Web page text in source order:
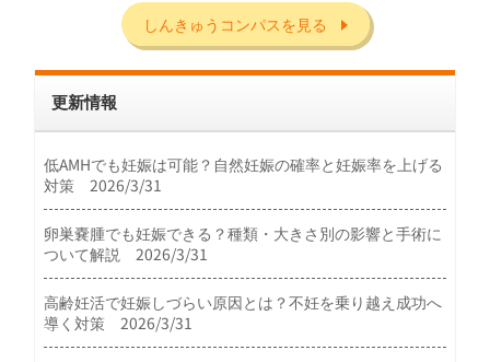
しんきゅうコンパスを見る
更新情報
低AMHでも妊娠は可能？自然妊娠の確率と妊娠率を上げる
対策 2026/3/31
卵巣嚢腫でも妊娠できる？種類・大きさ別の影響と手術に
ついて解説 2026/3/31
高齢妊活で妊娠しづらい原因とは？不妊を乗り越え成功へ
導く対策 2026/3/31